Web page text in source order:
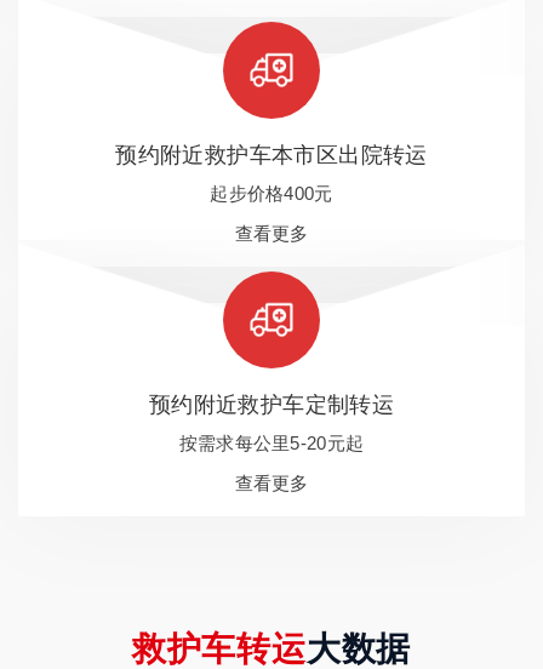
预约附近救护车本市区出院转运
起步价格400元
查看更多
预约附近救护车定制转运
按需求每公里5-20元起
查看更多
救护车转运大数据